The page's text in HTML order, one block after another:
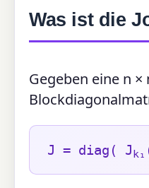
Was ist die
Gegeben eine n
J = diag( Jk₁